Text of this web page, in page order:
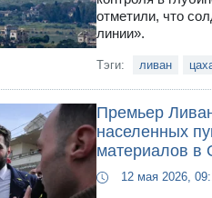
отметили, что
линии».
Тэги: ливан
Премьер
населенных
материалов
12 мая 2026,